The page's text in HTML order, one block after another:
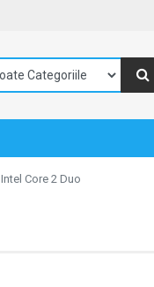
Intel Core 2 Duo